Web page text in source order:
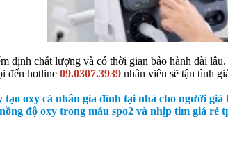
định chất lượng và có thời gian bảo hành dài
đến hotline 09.0307.3939 nhân viên sẽ tận tình
tạo oxy cá nhân gia đình tại nhà cho người già
độ oxy trong máu spo2 và nhịp tim giá rẻ